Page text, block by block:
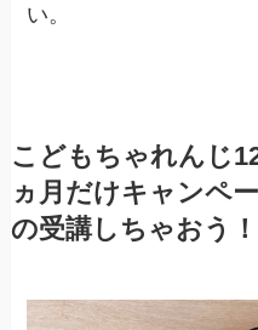
い。
こどもちゃれんじ
ヵ月だけキャンペ
の受講しちゃおう！